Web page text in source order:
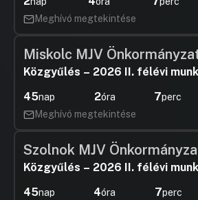
Meghívó megtekintése
Miskolc MJV
Közgyűlés – 2026 II. félévi
45nap 2óra 7perc
Meghívó megtekintése
Szolnok MJV
Közgyűlés – 2026 II. félévi
45nap 4óra 7perc